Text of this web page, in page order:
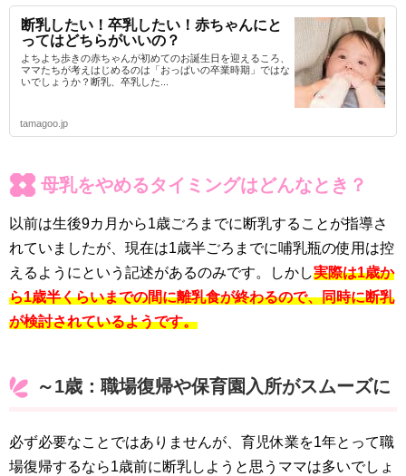
断乳したい！卒乳したい！赤ちゃんにと
ってはどちらがいいの？
よちよち歩きの赤ちゃんが初めてのお誕生日を迎えるころ、
ママたちが考えはじめるのは「おっぱいの卒業時期」ではな
いでしょうか？断乳、卒乳した...
tamagoo.jp
母乳をやめるタイミングはどんなとき？
以前は生後9カ月から1歳ごろまでに断乳することが指導さ
れていましたが、現在は1歳半ごろまでに哺乳瓶の使用は控
えるようにという記述があるのみです。しかし実際は1歳か
ら1歳半くらいまでの間に離乳食が終わるので、同時に断乳
が検討されているようです。
～1歳：職場復帰や保育園入所がスムーズに
必ず必要なことではありませんが、育児休業を1年とって職
場復帰するなら1歳前に断乳しようと思うママは多いでしょ